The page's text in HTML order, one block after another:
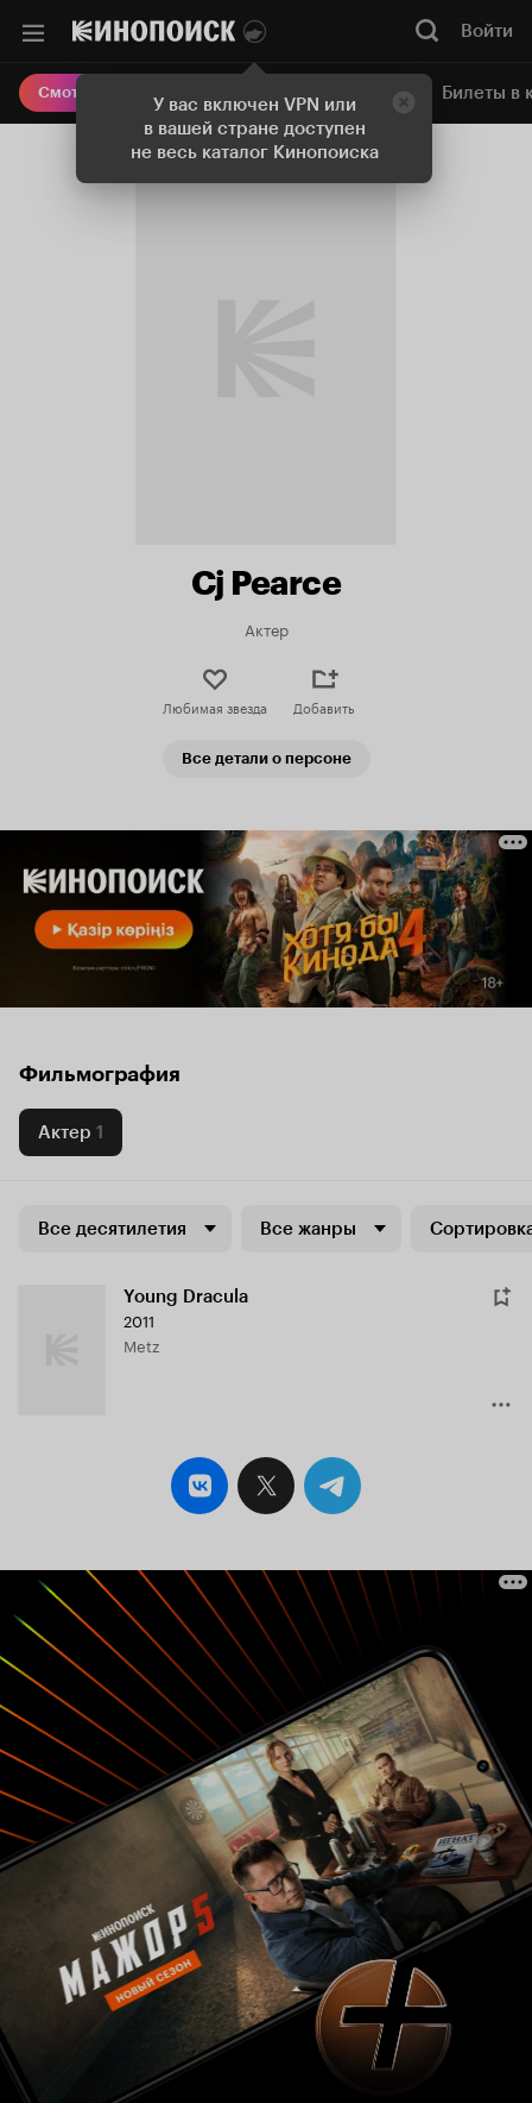
У вас включен VPN или
в вашей стране доступен
не весь каталог Кинопоиска
Войти
Смотреть кино Онлайн-кинотеатр Билеты в
Cj Pearce
Актер
Любимая звезда Добавить
Все детали о персоне
Фильмография
Актер 1
Все десятилетия Все жанры
Young Dracula
2011
Metz